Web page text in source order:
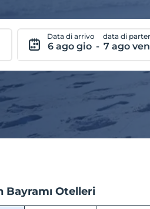
Data di arrivo
6 ago gio -
data di
7 ago ven
Bayramı Otelleri